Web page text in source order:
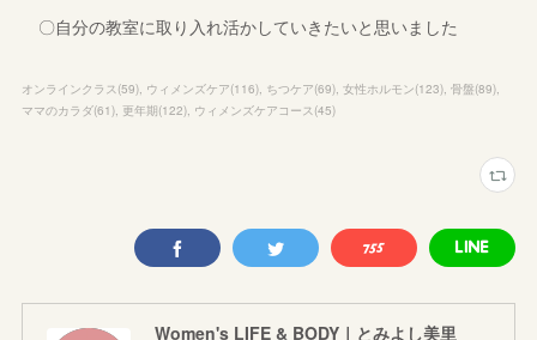
〇自分の教室に取り入れ活かしていきたいと思いました
オンラインクラス(59) ウィメンズケア(116) ちつケア(69) 女性ホルモン(123) 骨盤(89)
ママのカラダ(61) 更年期(122) ウィメンズケアコース(45)
Women's LIFE & BODY｜とみよし美里